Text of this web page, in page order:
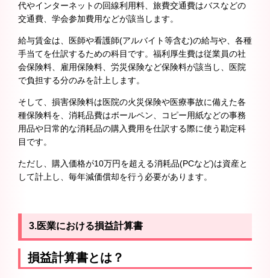
代やインターネットの回線利用料、旅費交通費はバスなどの
交通費、学会参加費用などが該当します。
給与賃金は、医師や看護師(アルバイト等含む)の給与や、各種
手当てを仕訳するための科目です。福利厚生費は従業員の社
会保険料、雇用保険料、労災保険など保険料が該当し、医院
で負担する分のみを計上します。
そして、損害保険料は医院の火災保険や医療事故に備えた各
種保険料を、消耗品費はボールペン、コピー用紙などの事務
用品や日常的な消耗品の購入費用を仕訳する際に使う勘定科
目です。
ただし、購入価格が10万円を超える消耗品(PCなど)は資産と
して計上し、毎年減価償却を行う必要があります。
3.医業における損益計算書
損益計算書とは？